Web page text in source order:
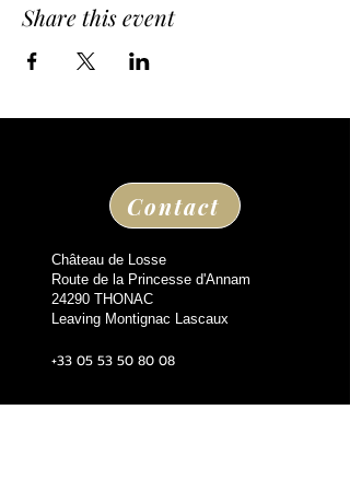
Share this event
Contact
Château de Losse
Route de la Princesse d'Annam
24290 THONAC
Leaving Montignac Lascaux
+33 05 53 50 80 08